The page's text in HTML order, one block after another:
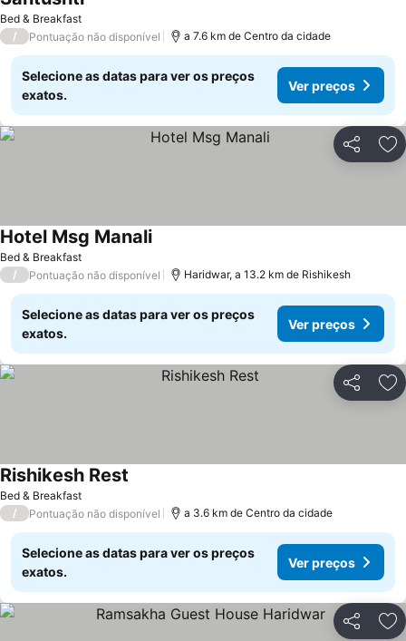
Bed & Breakfast
/ Pontuação não disponível a 7.6 km de Centro da cidade
Selecione as datas para ver os preços
exatos.
Ver preços
Partilhar
Bed & Breakfast
Hotel Msg Manali
/ Pontuação não disponível Haridwar, a 13.2 km de Rishikesh
Selecione as datas para ver os preços
exatos.
Ver preços
Partilhar
Bed & Breakfast
Rishikesh Rest
/ Pontuação não disponível a 3.6 km de Centro da cidade
Selecione as datas para ver os preços
exatos.
Ver preços
Partilhar